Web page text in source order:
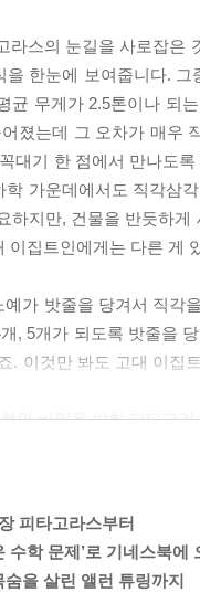
라스의 눈길을 사로잡은
을 한눈에 보여줍니다.
균 무게가 2.5톤이나 되
졌는데 그 오차가 매우
대기 한 점에서 만나도
학 가운데에서도 직각삼
하지만, 건물을 반듯하
집트인에게는 다른 게
가 밧줄을 당겨서 직각
, 5개가 되도록 밧줄을
. 이것만 봐도 고대 이집
의 비밀을 밝힌 피타고
중에게 널리 알려지게
되었고 100년 안에 완벽
게 된 이유에 관해서는
피타고라스부터
수학 문제’로 기네스북에
을 살린 앨런 튜링까지